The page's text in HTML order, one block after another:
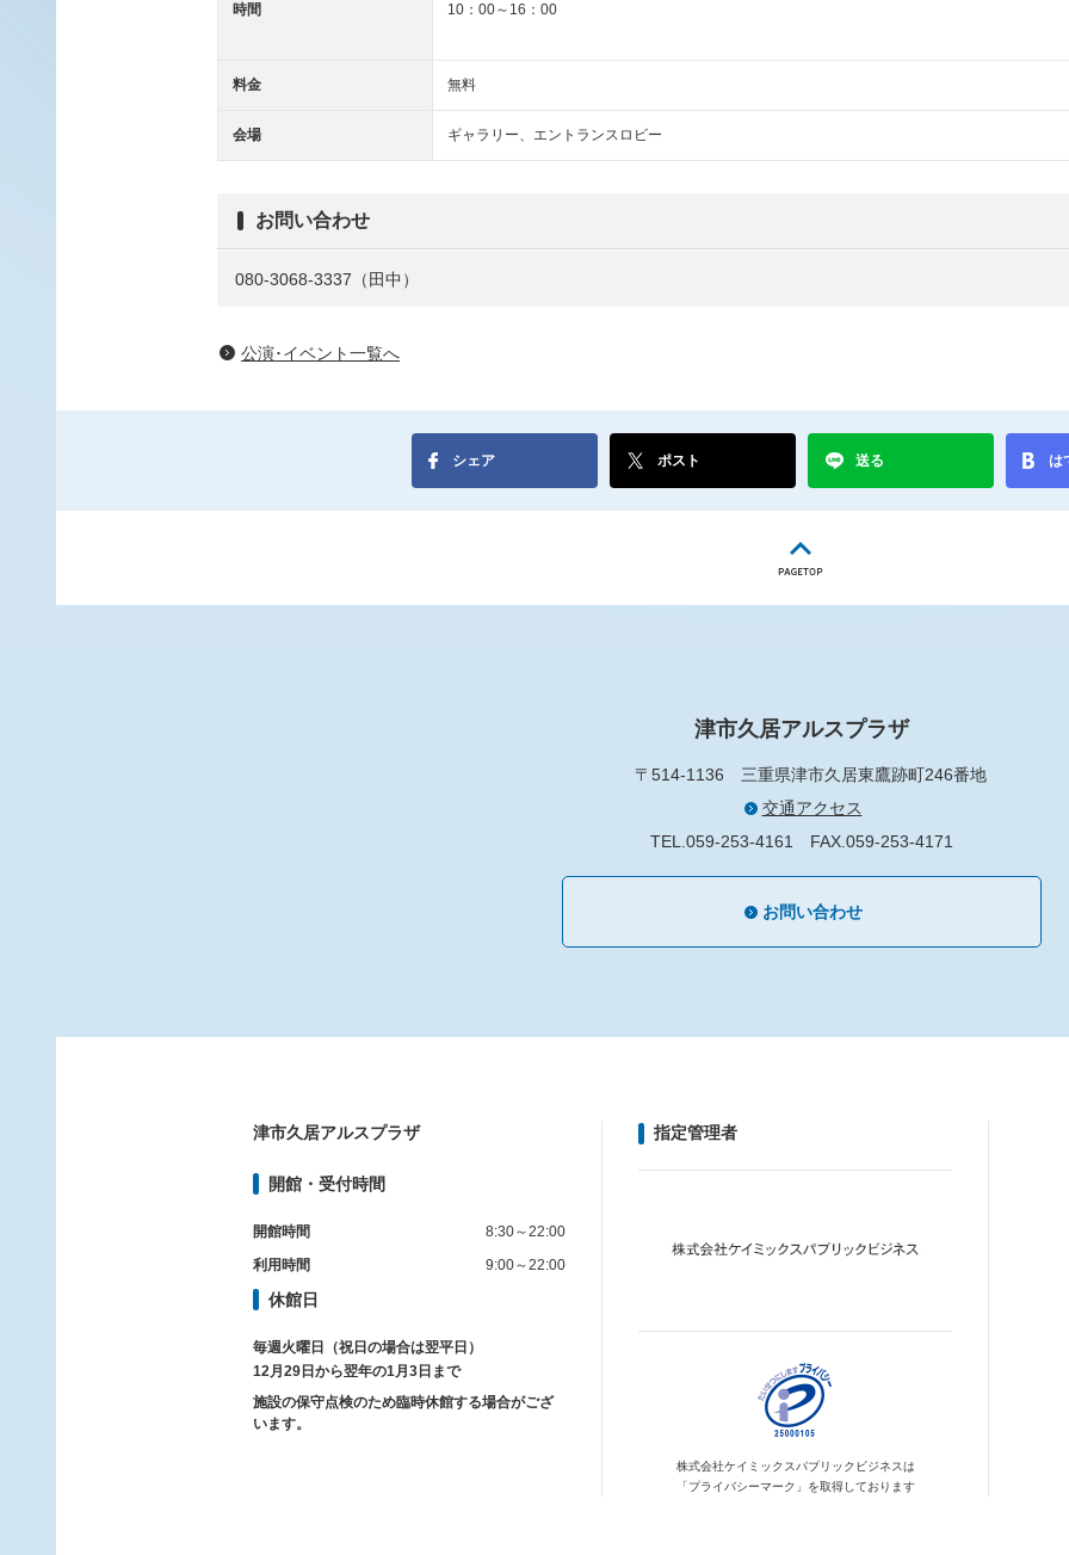
時間 10：00～16：00
料金 無料
会場 ギャラリー、エントランスロビー
お問い合わせ
080-3068-3337（田中）
公演･イベント一覧へ
シェア ポスト 送る は
津市久居アルスプラザ
〒514-1136 三重県津市久居東鷹跡町246番地
交通アクセス
TEL.059-253-4161 FAX.059-253-4171
お問い合わせ
津市久居アルスプラザ
開館・受付時間
開館時間
8:30～22:00
利用時間
9:00～22:00
休館日
毎週火曜日（祝日の場合は翌平日）
12月29日から翌年の1月3日まで
施設の保守点検のため臨時休館する場合がござ
います。
指定管理者
株式会社ケイミックスパブリックビジネスは
「プライバシーマーク」を取得しております